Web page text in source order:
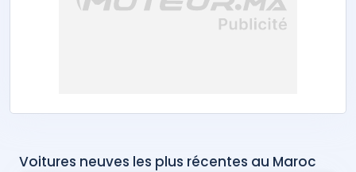
Voitures neuves les plus récentes au Maroc